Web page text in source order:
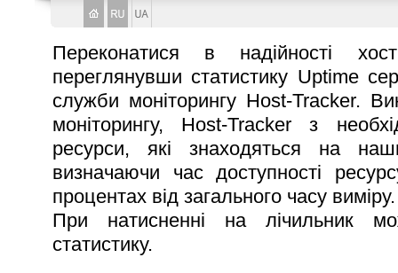
Переконатися в надiйностi
переглянувши статистику Uptime
служби монiторингу Host-Tracker.
монiторингу, Host-Tracker з
ресурси, якi знаходяться на
визначаючи час доступностi
процентах вiд загального часу вимiру.
При натисненнi на лiчильник
статистику.